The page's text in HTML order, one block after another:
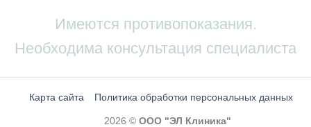
Имеются противопоказания.
Необходима консультация специалиста
Карта сайта Политика обработки персональных данных
2026 © ООО "ЭЛ Клиника"